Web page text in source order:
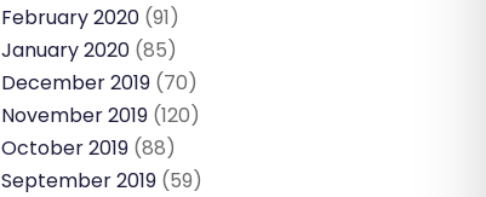
February 2020 (91)
January 2020 (85)
December 2019 (70)
November 2019 (120)
October 2019 (88)
September 2019 (59)